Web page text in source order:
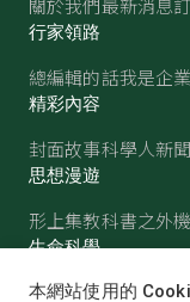
關於我們最新消息
行家領路
總編輯的話我是企
精彩內容
封面故事科學人新
思想漫遊
形上集教科書之外
生命科學
醫學古生物心理學
本網站使用的